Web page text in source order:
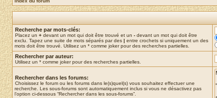
Recherche par mots-clés:
Placez un + devant un mot qui doit être trouvé et un - devant un mot qui doit être
exclu. Tapez une suite de mots séparés par des | entre crochets si uniquement un des
mots doit être trouvé. Utilisez un * comme joker pour des recherches partielles.
Rechercher par auteur:
Utilisez un * comme joker pour des recherches partielles.
Rechercher dans les forums:
Choisissez le forum ou les forums dans le(s)quel(s) vous souhaitez effectuer une
recherche. Les sous-forums sont automatiquement inclus si vous ne désactivez pas
l’option ci-dessous “Rechercher dans les sous-forums”.